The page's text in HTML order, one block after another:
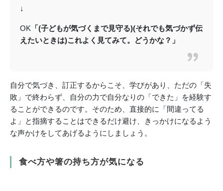
↓
OK 「(子どもが気づくまで見守る)(それでも気づかず伝
えたいときは)これよく見てみて。どうかな？」
自分で気づき、訂正するからこそ、学びがあり、ただの「失
敗」で終わらず、自分の力で自分なりの「できた」を経験す
ることができるのです。そのため、直接的に「間違ってる
よ」と指摘することはできるだけ避け、きっかけになるよう
な声かけをしてあげるようにしましょう。
食べ方や箸の持ち方が気になる